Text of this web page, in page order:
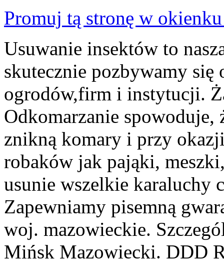
Promuj tą stronę w
Usuwanie insektów to
skutecznie pozbywamy się
ogrodów,firm i instytucji.
Odkomarzanie
znikną komary i przy
robaków jak pająki,
usunie wszelkie karaluchy
Zapewniamy pisemną
woj. mazowieckie.
Mińsk Mazowiecki. DDD